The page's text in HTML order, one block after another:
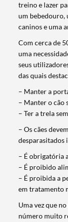
Termo de
treino e lazer
um bebedouro,
caninos e uma
Com cerca de
uma
seus
das quais
– Manter a
– Manter o cão
– Ter a trela
– Os cães
desparasitados
– É obrigatória
– É proibido
– É proibida a
em tratamento
Uma vez que
número muito